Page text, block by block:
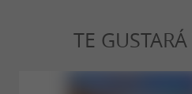
TE GUSTARÁ